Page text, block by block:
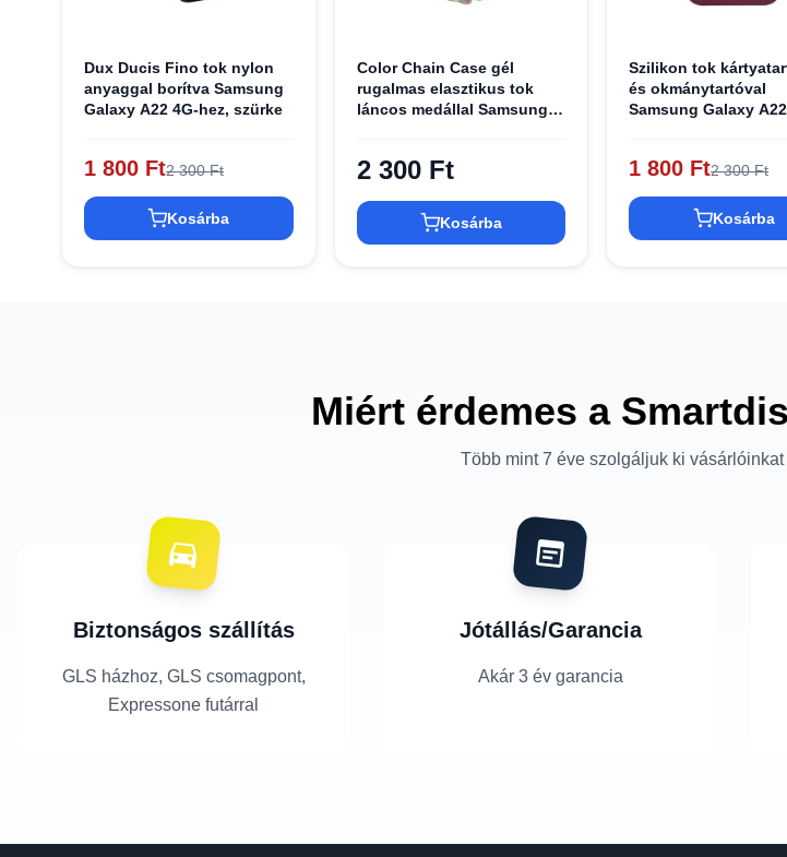
Dux Ducis Fino tok nylon
anyaggal borítva Samsung
Galaxy A22 4G-hez, szürke
1 800 Ft2 300 Ft
Kosárba
Color Chain Case gél
rugalmas elasztikus tok
láncos medállal Samsung
2 300 Ft
Kosárba
Szilikon tok
és okmánytartóval
Samsung Galaxy
1 800 Ft2 300 Ft
Kosárba
Miért érdemes a
Több mint 7 éve szolgáljuk ki
Biztonságos szállítás
GLS házhoz, GLS csomagpont,
Expressone futárral
Jótállás/Garancia
Akár 3 év garancia